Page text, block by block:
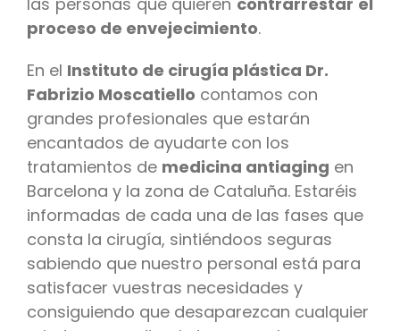
proceso de envejecimiento.
En el Instituto de cirugía plástica Dr.
Fabrizio Moscatiello contamos con
grandes profesionales que estarán
encantados de ayudarte con los
tratamientos de medicina antiaging en
Barcelona y la zona de Cataluña. Estaréis
informadas de cada una de las fases que
consta la cirugía, sintiéndoos seguras
sabiendo que nuestro personal está para
satisfacer vuestras necesidades y
consiguiendo que desaparezcan cualquier